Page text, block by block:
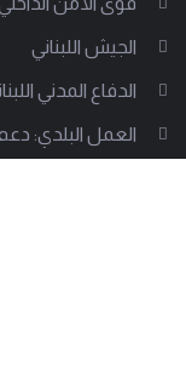
الجيش اللبناني
الدفاع المدني
العمل البلدي: